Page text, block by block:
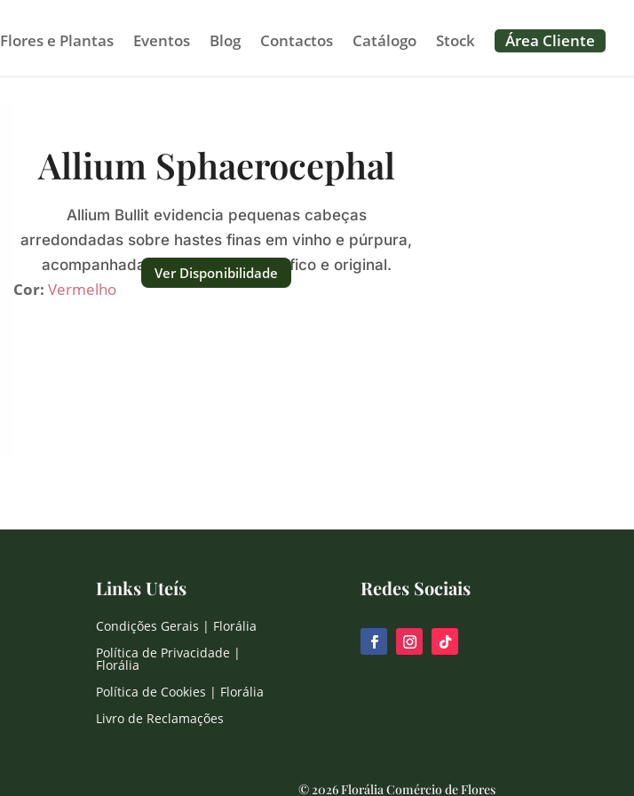
Flores e Plantas Eventos Blog Contactos Catálogo Stock Área Cliente
Allium Sphaerocephal
Allium Bullit evidencia pequenas cabeças
arredondadas sobre hastes finas em vinho e púrpura,
acompanhadas por uma ritmo gráfico e original.
Cor: Vermelho
Ver Disponibilidade
Links Uteís
Condições Gerais | Florália
Política de Privacidade |
Florália
Política de Cookies | Florália
Livro de Reclamações
Redes Sociais
© 2026 Florália Comércio de Flores